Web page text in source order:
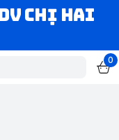
CHỊ HAI
0